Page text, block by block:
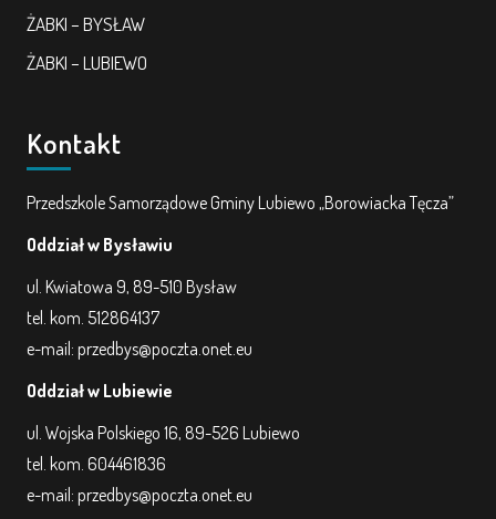
ŻABKI – BYSŁAW
ŻABKI – LUBIEWO
Kontakt
Przedszkole Samorządowe Gminy Lubiewo „Borowiacka Tęcza”
Oddział w Bysławiu
ul. Kwiatowa 9, 89-510 Bysław
tel. kom. 512864137
e-mail: przedbys@poczta.onet.eu
Oddział w Lubiewie
ul. Wojska Polskiego 16, 89-526 Lubiewo
tel. kom. 604461836
e-mail: przedbys@poczta.onet.eu